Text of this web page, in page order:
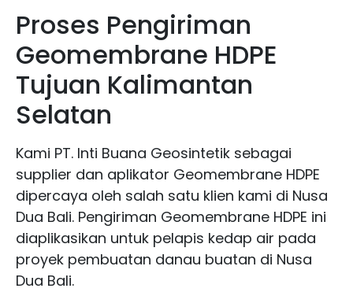
Proses Pengiriman
Geomembrane HDPE
Tujuan Kalimantan
Selatan
Kami PT. Inti Buana Geosintetik sebagai
supplier dan aplikator Geomembrane HDPE
dipercaya oleh salah satu klien kami di Nusa
Dua Bali. Pengiriman Geomembrane HDPE ini
diaplikasikan untuk pelapis kedap air pada
proyek pembuatan danau buatan di Nusa
Dua Bali.